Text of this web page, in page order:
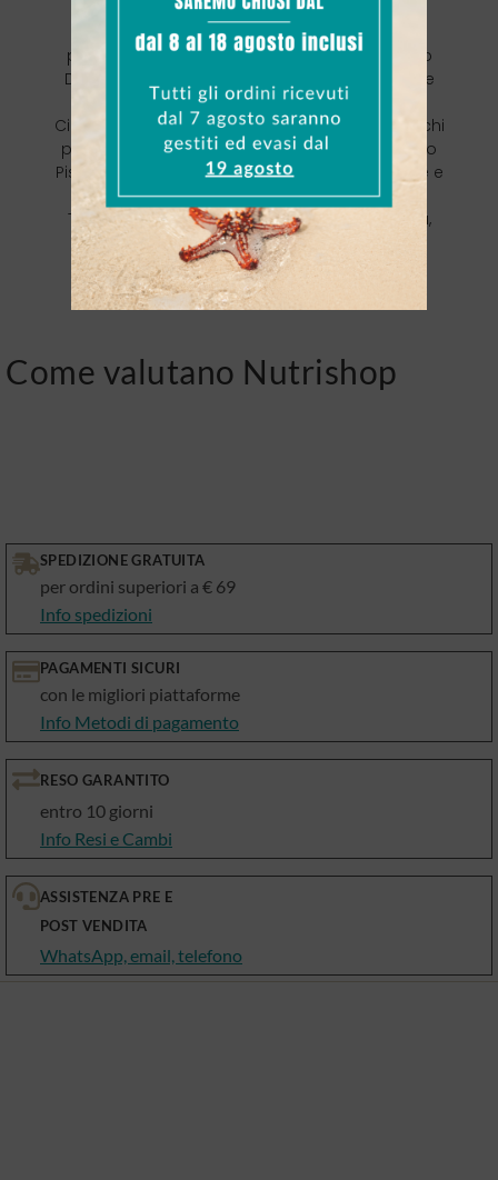
Choco & Nut — cioccolato e nocciola, 30%
proteine: per chi ama l’abbinamento classico
Dark Chocolate (questo prodotto) — fondente
puro e intenso, 25% proteine
Cioccolato Bianco — delicato e cremoso, per chi
preferisce il profilo dolce del cioccolato bianco
Pistacchio — il gusto del momento, avvolgente e
caratteristico
Tutti i gusti: zero zuccheri, senza olio di palma,
proteina doppia.
Come valutano Nutrishop
SPEDIZIONE GRATUITA
per ordini superiori a € 69
Info spedizioni
PAGAMENTI SICURI
con le migliori piattaforme
Info Metodi di pagamento
RESO GARANTITO
entro 10 giorni
Info Resi e Cambi
ASSISTENZA PRE E
POST VENDITA
WhatsApp, email, telefono